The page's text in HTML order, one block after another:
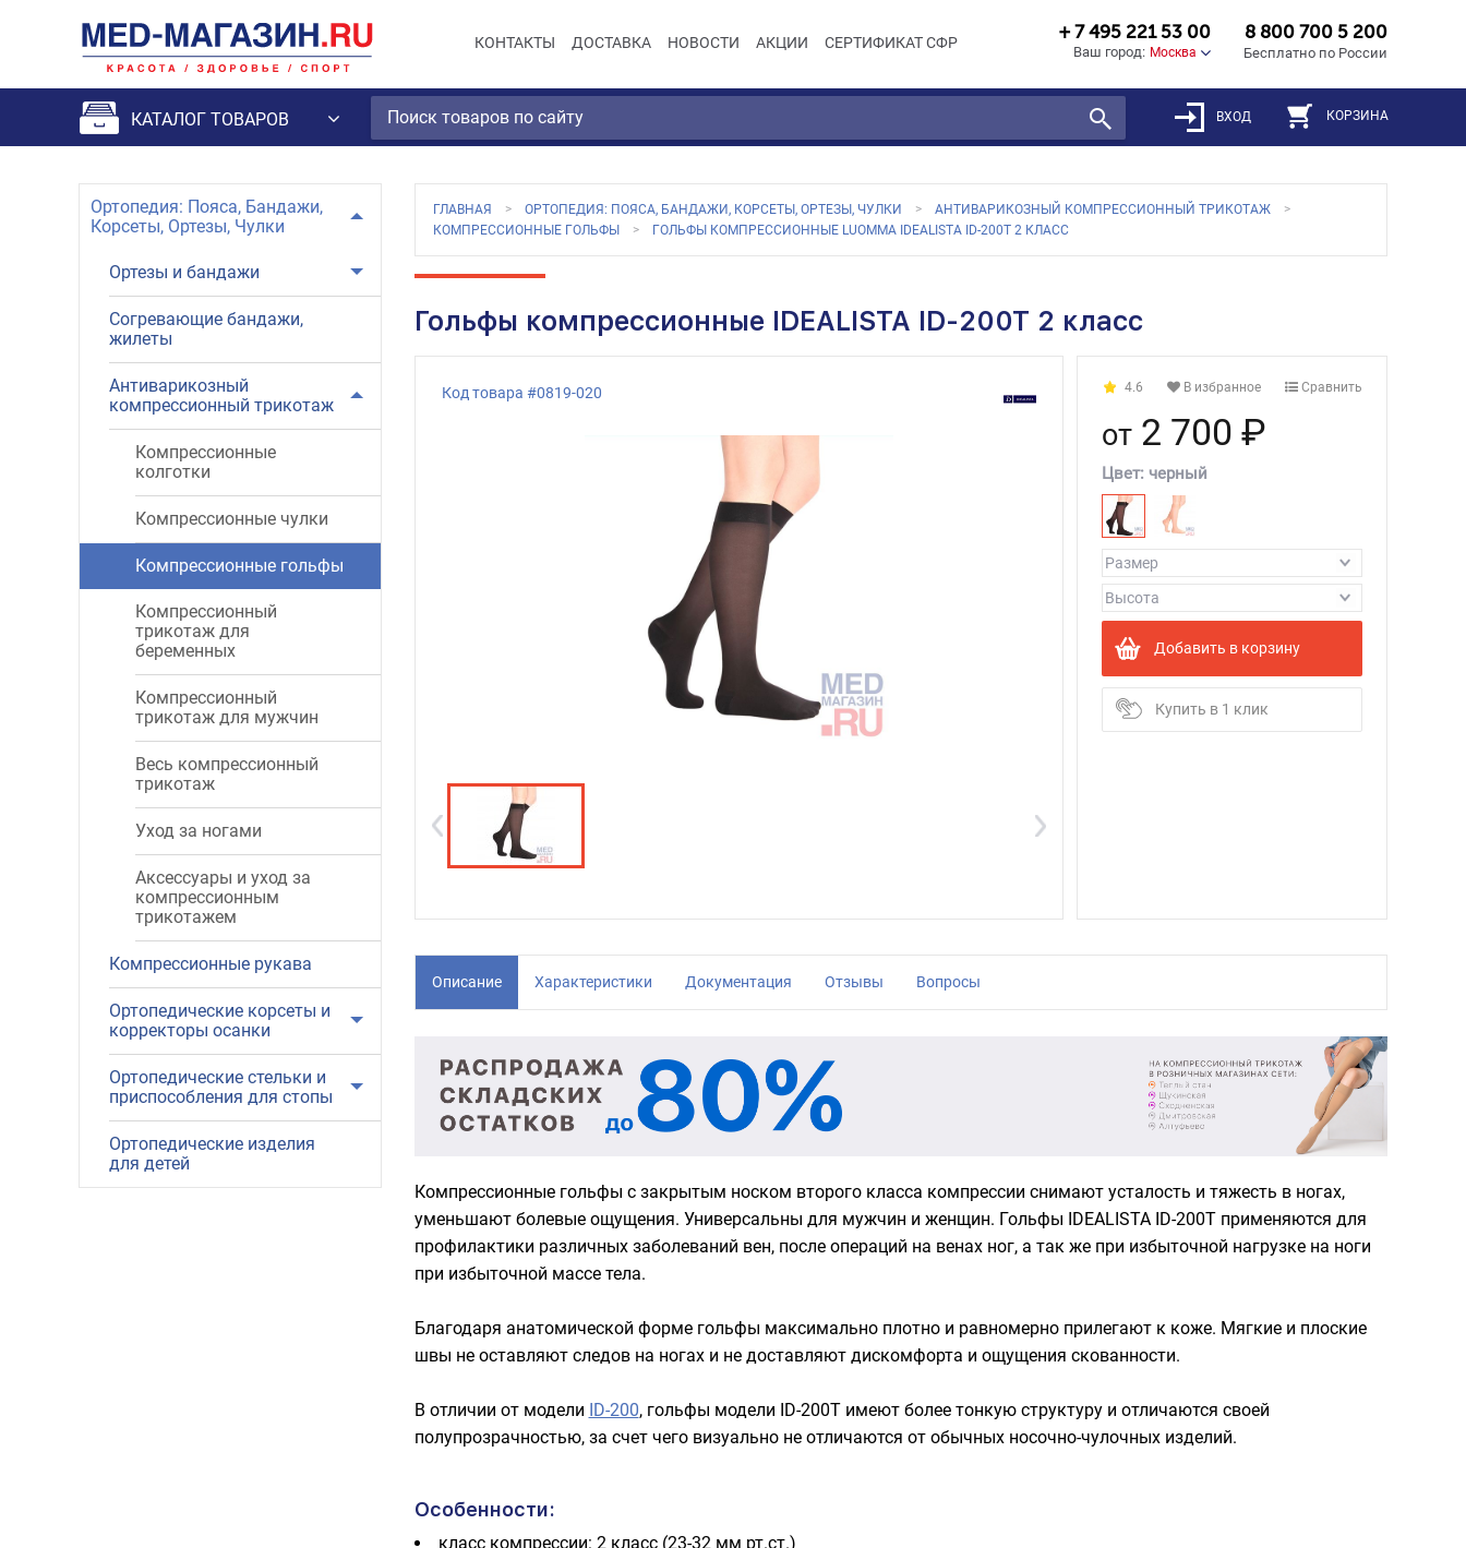
КОНТАКТЫ ДОСТАВКА НОВОСТИ АКЦИИ СЕРТИФИКАТ СФР
+ 7 495 221 53 00
Ваш город: Москва
8 800 700 5 200
Бесплатно по России
КАТАЛОГ ТОВАРОВ ВХОД КОРЗИНА
Ортопедия: Пояса, Бандажи,
Корсеты, Ортезы, Чулки
Ортезы и бандажи
Cогревающие бандажи,
жилеты
Антиварикозный
компрессионный трикотаж
Компрессионные
колготки
Компрессионные чулки
Компрессионные гольфы
Компрессионный
трикотаж для
беременных
Компрессионный
трикотаж для мужчин
Весь компрессионный
трикотаж
Уход за ногами
Аксессуары и уход за
компрессионным
трикотажем
Компрессионные рукава
Ортопедические корсеты и
корректоры осанки
Ортопедические стельки и
приспособления для стопы
Ортопедические изделия
для детей
ГЛАВНАЯ ОРТОПЕДИЯ: ПОЯСА, БАНДАЖИ, КОРСЕТЫ, ОРТЕЗЫ, ЧУЛКИ
АНТИВАРИКОЗНЫЙ КОМПРЕССИОННЫЙ ТРИКОТАЖ
КОМПРЕССИОННЫЕ ГОЛЬФЫ
ГОЛЬФЫ КОМПРЕССИОННЫЕ LUOMMA IDEALISTA ID-200T 2 КЛАСС
Гольфы компрессионные IDEALISTA ID-200T 2 класс
Код товара #0819-020 4.6 В избранное Сравнить
от2 700 ₽
Цвет: черный
Добавить в корзину
Купить в 1 клик
Описание Характеристики Документация Отзывы Вопросы
Компрессионные гольфы с закрытым носком второго класса компрессии снимают усталость и тяжесть в ногах,
уменьшают болевые ощущения. Универсальны для мужчин и женщин. Гольфы IDEALISTA ID-200T применяются для
профилактики различных заболеваний вен, после операций на венах ног, а так же при избыточной нагрузке на ноги
при избыточной массе тела.
Благодаря анатомической форме гольфы максимально плотно и равномерно прилегают к коже. Мягкие и плоские
швы не оставляют следов на ногах и не доставляют дискомфорта и ощущения скованности.
В отличии от модели ID-200, гольфы модели ID-200T имеют более тонкую структуру и отличаются своей
полупрозрачностью, за счет чего визуально не отличаются от обычных носочно-чулочных изделий.
Особенности:
класс компрессии: 2 класс (23-32 мм рт.ст.)